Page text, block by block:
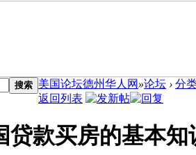
搜索 美国论坛德州华人网 »论坛 › 分
返回列表
贷款买房的基本知